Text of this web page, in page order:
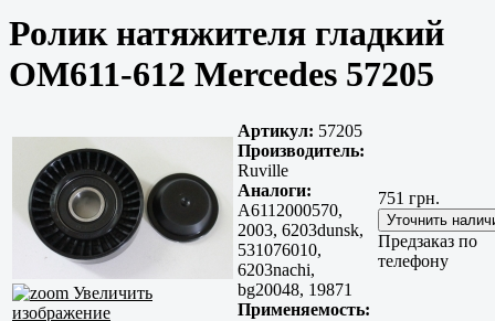
Ролик натяжителя гладкий
OM611-612 Mercedes 57205
Увеличить
изображение
Артикул: 57205
Производитель:
Ruville
Аналоги:
A6112000570,
2003, 6203dunsk,
531076010,
6203nachi,
bg20048, 19871
Применяемость:
751 грн.
Предзаказ по
телефону